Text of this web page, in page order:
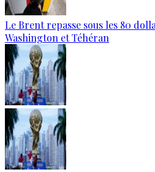
Le Brent repasse sous les 80
Washington et Téhéran